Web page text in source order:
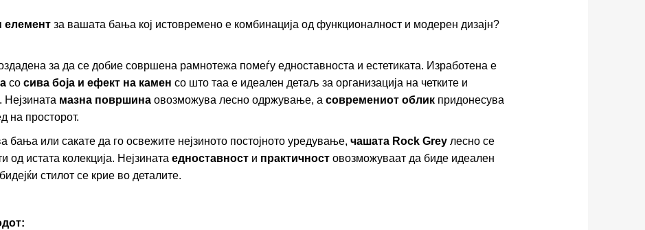
елементза вашата бања кој истовремено е комбинација од функционалност и модерен дизајн?
за да се добие совршена рамнотежа помеѓу едноставноста и естетиката. Изработена е
со сива боја и ефект на камен со што таа е идеален детаљ за организација на четките и
мазна површинаовозможува лесно одржување, а современиот обликпридонесува
на просторот.
бања или сакате да го освежите нејзиното постојното уредување, чашата Rock Greyлесно се
од истата колекција. Нејзината едноставности практичностовозможуваат да биде идеален
стилот се крие во деталите.